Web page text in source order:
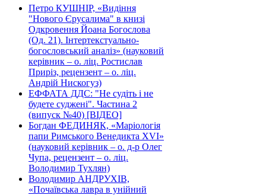
Петро КУШНІР, «Видіння
"Нового Єрусалима" в книзі
Одкровення Йоана Богослова
(Од. 21). Інтертекстуально-
богословський аналіз» (науковий
керівник – о. ліц. Ростислав
Приріз, рецензент – о. ліц.
Андрій Нискогуз)
ЕФФАТА ДДС: "Не судіть і не
будете суджені". Частина 2
(випуск №40) [ВІДЕО]
Богдан ФЕДИНЯК, «Маріологія
папи Римського Венедикта XVI»
(науковий керівник – о. д-р Олег
Чупа, рецензент – о. ліц.
Володимир Тухлян)
Володимир АНДРУХІВ,
«Почаївська лавра в унійний